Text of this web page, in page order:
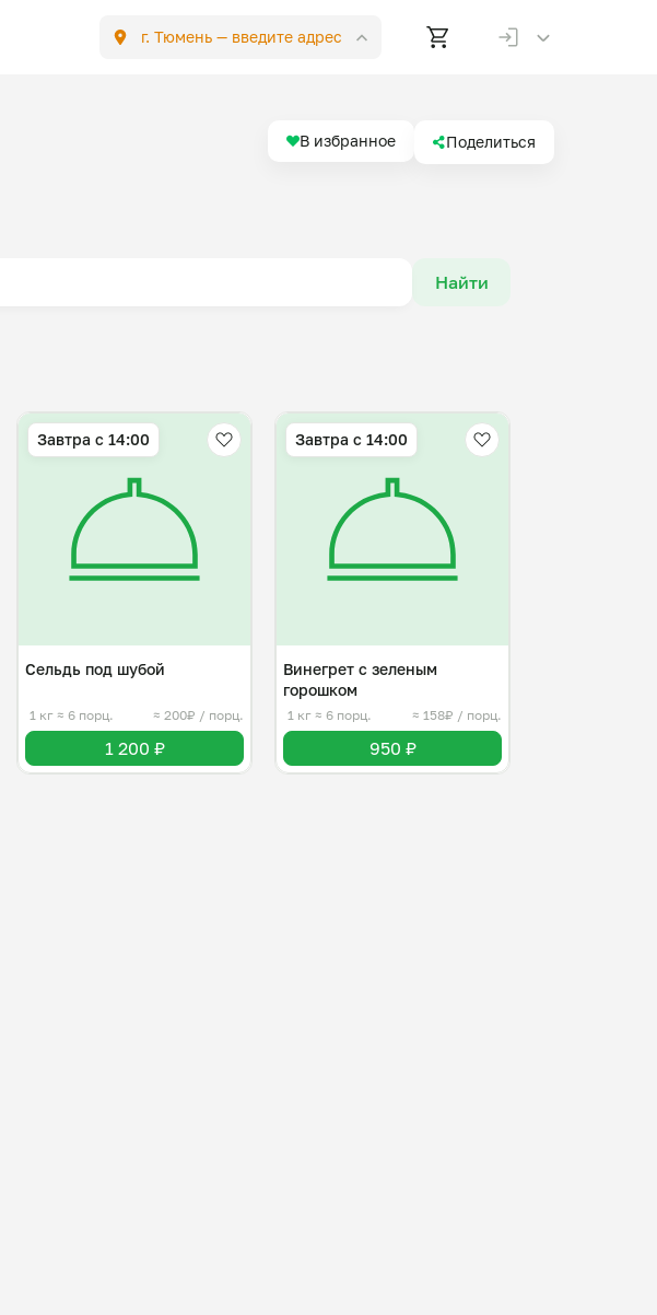
г. Тюмень — введите адрес
В избранное Поделиться
Найти
Завтра c 14:00
Сельдь под шубой
1 кг ≈ 6 порц. ≈ 200₽ / порц.
1 200 ₽
Завтра c 14:00
Винегрет с зеленым
горошком
1 кг ≈ 6 порц. ≈ 158₽ / порц.
950 ₽